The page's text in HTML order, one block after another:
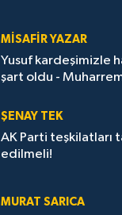
MISAFIR YAZAR
Yusuf kardeşimizle
şart oldu -
ŞENAY TEK
AK Parti teşkilatları
edilmeli!
MURAT SARICA